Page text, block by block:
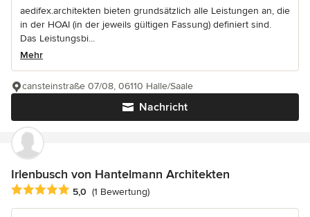
aedifex.architekten bieten grundsätzlich alle Leistungen an, die
in der HOAI (in der jeweils gültigen Fassung) definiert sind.
Das Leistungsbi...
Mehr
Nachricht
cansteinstraße 07/08, 06110 Halle/Saale
Irlenbusch von Hantelmann Architekten
Durchschnittliche Bewertung: 5 von 5 Sternen
5,0 (1 Bewertung)